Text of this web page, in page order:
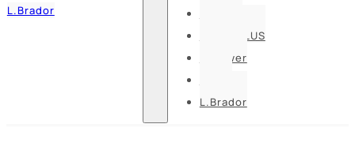
L.Brador
DELTA PLUS
U-power
L.Brador